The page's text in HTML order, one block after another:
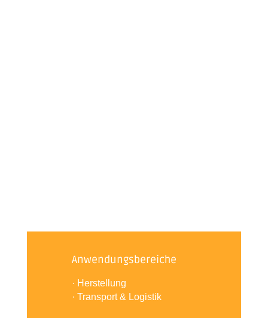
Anwendungsbereiche
· Herstellung
· Transport & Logistik